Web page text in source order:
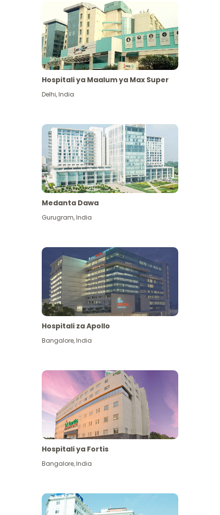
Hospitali ya Maalum ya Max Super
Delhi,India
Medanta Dawa
Gurugram,India
Hospitali za Apollo
Bangalore,India
Hospitali ya Fortis
Bangalore,India